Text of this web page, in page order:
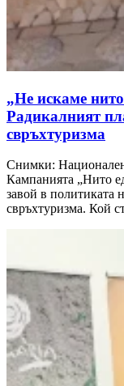
„Не искаме
Радикалният
свръхтуризма
Снимки:
Кампанията „Нито
завой в политиката
свръхтуризма. Кой